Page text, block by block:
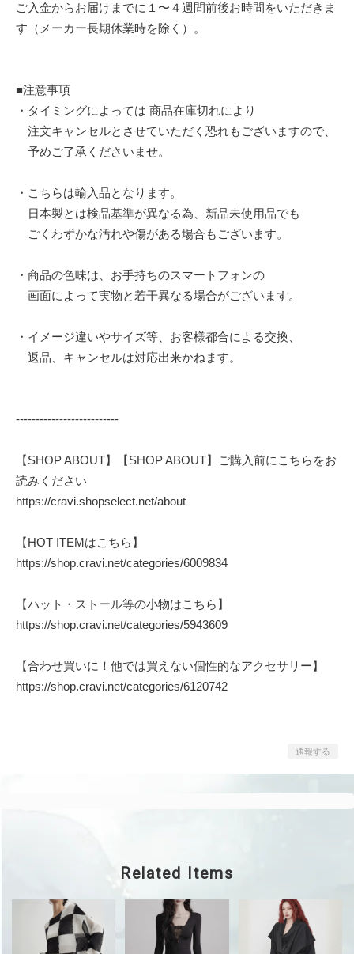
ご入金からお届けまでに１〜４週間前後お時間をいただきま
す（メーカー長期休業時を除く）。
■注意事項
・タイミングによっては 商品在庫切れにより
注文キャンセルとさせていただく恐れもございますので、
予めご了承くださいませ。
・こちらは輸入品となります。
日本製とは検品基準が異なる為、新品未使用品でも
ごくわずかな汚れや傷がある場合もございます。
・商品の色味は、お手持ちのスマートフォンの
画面によって実物と若干異なる場合がございます。
・イメージ違いやサイズ等、お客様都合による交換、
返品、キャンセルは対応出来かねます。
--------------------------
【SHOP ABOUT】【SHOP ABOUT】ご購入前にこちらをお
読みください
https://cravi.shopselect.net/about
【HOT ITEMはこちら】
https://shop.cravi.net/categories/6009834
【ハット・ストール等の小物はこちら】
https://shop.cravi.net/categories/5943609
【合わせ買いに！他では買えない個性的なアクセサリー】
https://shop.cravi.net/categories/6120742
通報する
Related Items